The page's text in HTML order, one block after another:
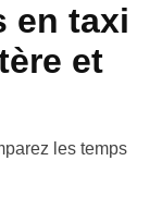
en taxi
et
les temps